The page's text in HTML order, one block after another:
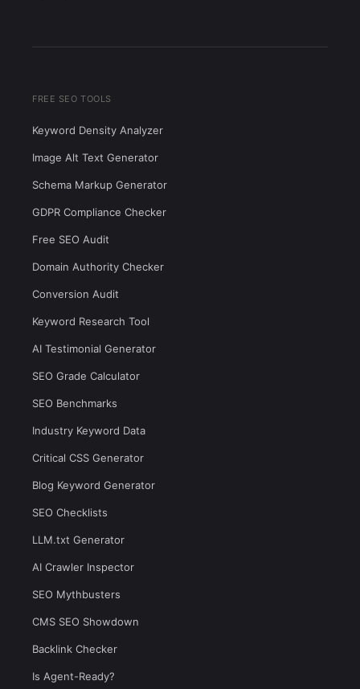
FREE SEO TOOLS
Keyword Density Analyzer
Image Alt Text Generator
Schema Markup Generator
GDPR Compliance Checker
Free SEO Audit
Domain Authority Checker
Conversion Audit
Keyword Research Tool
AI Testimonial Generator
SEO Grade Calculator
SEO Benchmarks
Industry Keyword Data
Critical CSS Generator
Blog Keyword Generator
SEO Checklists
LLM.txt Generator
AI Crawler Inspector
SEO Mythbusters
CMS SEO Showdown
Backlink Checker
Is Agent-Ready?